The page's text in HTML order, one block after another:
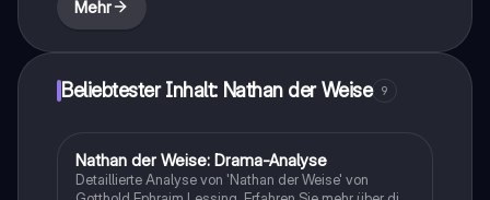
Prüfungen vorbereiten oder tiefere Einblicke in
Lessings Werk gewinnen möchten.
Mehr
Beliebtester Inhalt: Nathan der Weise 9
Deutsch
Nathan der Weise: Drama-Analyse
Detaillierte Analyse von 'Nathan der Weise' von